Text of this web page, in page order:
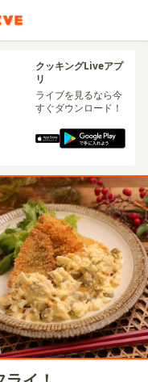
クッキングLiveアプ
リ
ライブを見るなら今
すぐダウンロード！